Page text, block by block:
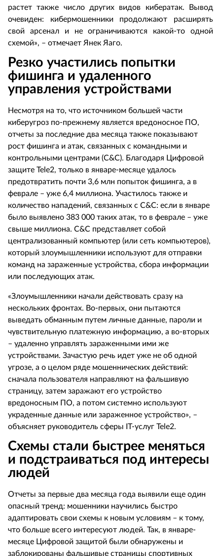
растет также число других видов кибератак. Вывод
очевиден: кибермошенники продолжают расширять
свой арсенал и не ограничиваются какой-то одной
схемой», – отмечает Янек Яаго.
Резко участились попытки
фишинга и удаленного
управления устройствами
Несмотря на то, что источником большей части
киберугроз по-прежнему является вредоносное ПО,
отчеты за последние два месяца также показывают
рост фишинга и атак, связанных с командными и
контрольными центрами (C&C). Благодаря Цифровой
защите Tele2, только в январе-месяце удалось
предотвратить почти 3,6 млн попыток фишинга, а в
феврале – уже 6,4 миллиона. Участилось также и
количество нападений, связанных с C&C: если в январе
было выявлено 383 000 таких атак, то в феврале – уже
свыше миллиона. С&C представляет собой
централизованный компьютер (или сеть компьютеров),
который злоумышленники используют для отправки
команд на зараженные устройства, сбора информации
или последующих атак.
«Злоумышленники начали действовать сразу на
нескольких фронтах. Во-первых, они пытаются
выведать обманным путем личные данные, пароли и
чувствительную платежную информацию, а во-вторых
– удаленно управлять зараженными ими же
устройствами. Зачастую речь идет уже не об одной
угрозе, а о целом ряде мошеннических действий:
сначала пользователя направляют на фальшивую
страницу, затем заражают его устройство
вредоносным ПО, а потом системно используют
украденные данные или зараженное устройство», –
объясняет руководитель сферы IT-услуг Tele2.
Схемы стали быстрее меняться
и подстраиваться под интересы
людей
Отчеты за первые два месяца года выявили еще один
опасный тренд: мошенники научились быстро
адаптировать свои схемы к новым условиям – к тому,
что больше всего интересуют людей. Так, в январе-
месяце Цифровой защитой были обнаружены и
заблокированы фальшивые страницы спортивных